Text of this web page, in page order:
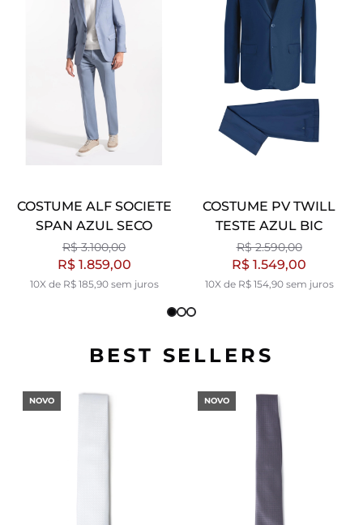
COSTUME ALF SOCIETE
SPAN AZUL SECO
R$ 3.100,00
R$ 1.859,00
10X de R$ 185,90 sem juros
COSTUME PV TWILL
TESTE AZUL BIC
R$ 2.590,00
R$ 1.549,00
10X de R$ 154,90 sem juros
BEST SELLERS
NOVO NOVO